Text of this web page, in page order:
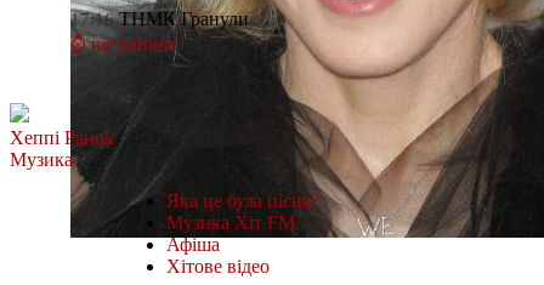
17:16 ТНМК Гранули
⌚ ще раніше
Хеппі Ранок
Музика
Яка це була пісня?
Музика Хіт FM
Афіша
Хітове відео